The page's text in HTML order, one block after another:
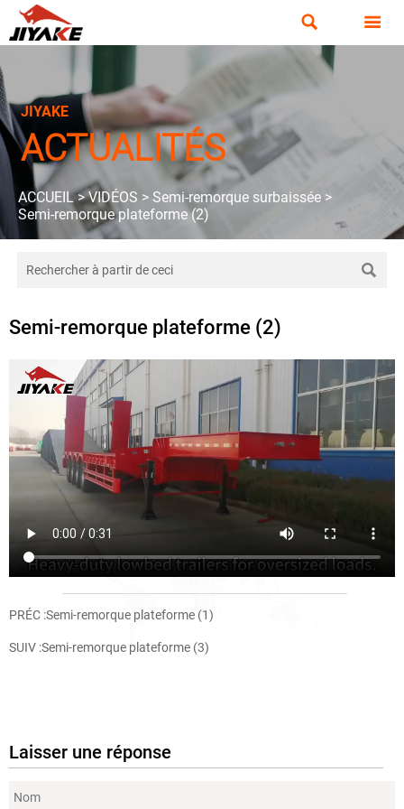
 
JIYAKE
ACTUALITÉS
ACCUEIL>VIDÉOS > Semi-remorque surbaissée >
Semi-remorque plateforme (2)

Semi-remorque plateforme (2)
PRÉC :Semi-remorque plateforme (1)
SUIV :Semi-remorque plateforme (3)
Laisser une réponse